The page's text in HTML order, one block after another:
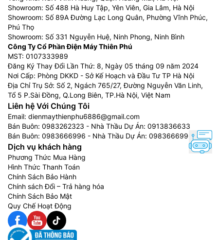
Showroom: Số 488 Hà Huy Tập, Yên Viên, Gia Lâm, Hà Nội
Showroom: Số 89A Đường Lạc Long Quân, Phường Vĩnh Phúc,
Phú Thọ
Showroom: Số 331 Nguyễn Huệ, Ninh Phong, Ninh Bình
Công Ty Cổ Phần Điện Máy Thiên Phú
MST: 0107333989
Đăng Ký Thay Đổi Lần Thứ: 8, Ngày 05 tháng 09 năm 2024
Nơi Cấp: Phòng DKKD - Sở Kế Hoạch và Đầu Tư TP Hà Nội
Địa Chỉ Trụ Sở: Số 2, Ngách 765/27, Đường Nguyễn Văn Linh,
Tổ 5 P.Sài Đồng, Q.Long Biên, TP.Hà Nội, Việt Nam
Liên hệ Với Chúng Tôi
Email: dienmaythienphu6886@gmail.com
Bán Buôn: 0983262323 - Nhà Thầu Dự Án: 0913836633
Bán Buôn: 0983666996 - Nhà Thầu Dự Án: 0983666996
Dịch vụ khách hàng
Phương Thức Mua Hàng
Hình Thức Thanh Toán
Chính Sách Bảo Hành
Chính sách Đổi – Trả hàng hóa
Chính Sách Bảo Mật
Quy Chế Hoạt Động